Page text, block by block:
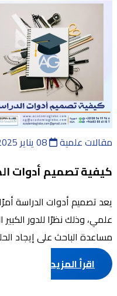
مقالات علمية
كيفية تصميم أدوات
يعد تصميم أدوات الدراسة
علمي، وذلك نظرًا للدور
مساعدة الباحث على إيجاد
خلال البحث العلمي، ...
اقرأ المزيد